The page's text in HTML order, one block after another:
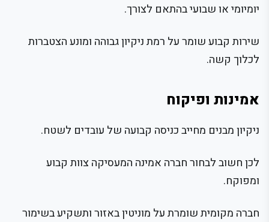
יומיומי או שבועי בהתאם לצורך.
שירות קבוע שומר על רמת ניקיון גבוהה ומונע הצטברות
לכלוך קשה.
אמינות ופיקוח
ניקיון מבנים מחייב כניסה קבועה של עובדים לשטח.
לכן חשוב לבחור חברה אמינה המעסיקה צוות קבוע
ומפוקח.
חברה מקומית שומרת על מוניטין באזור ותשקיע בשימור